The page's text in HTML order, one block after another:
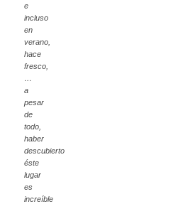
e
incluso
en
verano,
hace
fresco,
…
a
pesar
de
todo,
haber
descubierto
éste
lugar
es
increíble